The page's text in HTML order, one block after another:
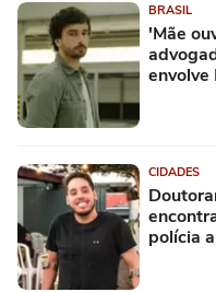
BRASIL
'Mãe
envolve
CIDADES
polícia